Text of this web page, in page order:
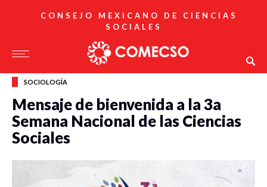
CONSEJO MEXICANO DE CIENCIAS
SOCIALES
SOCIOLOGÍA
Mensaje de bienvenida a la 3a
Semana Nacional de las Ciencias
Sociales